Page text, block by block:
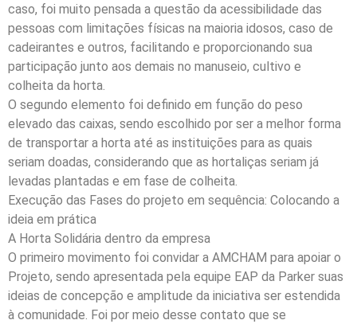
caso, foi muito pensada a questão da acessibilidade das
pessoas com limitações físicas na maioria idosos, caso de
cadeirantes e outros, facilitando e proporcionando sua
participação junto aos demais no manuseio, cultivo e
colheita da horta.
O segundo elemento foi definido em função do peso
elevado das caixas, sendo escolhido por ser a melhor forma
de transportar a horta até as instituições para as quais
seriam doadas, considerando que as hortaliças seriam já
levadas plantadas e em fase de colheita.
Execução das Fases do projeto em sequência: Colocando a
ideia em prática
A Horta Solidária dentro da empresa
O primeiro movimento foi convidar a AMCHAM para apoiar o
Projeto, sendo apresentada pela equipe EAP da Parker suas
ideias de concepção e amplitude da iniciativa ser estendida
à comunidade. Foi por meio desse contato que se